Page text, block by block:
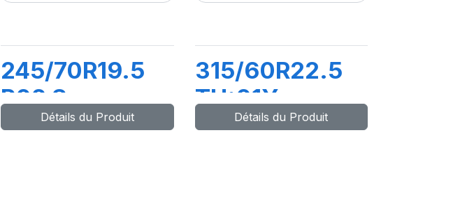
245/70R19.5
R02 S
136/134M
Détails du Produit
315/60R22.5
TH:01Y
152/148L
Détails du Produit